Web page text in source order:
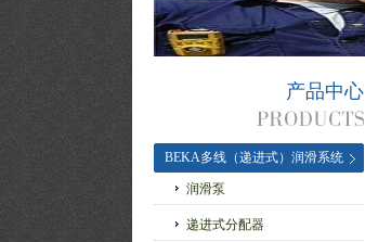
产品中心
BEKA多线（递进式）润滑系统
润滑泵
递进式分配器